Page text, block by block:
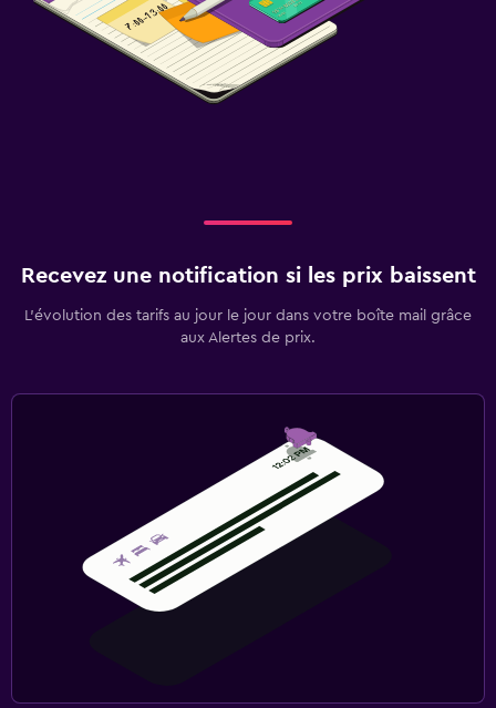
Recevez une notification si les prix baissent
L’évolution des tarifs au jour le jour dans votre boîte mail grâce
aux Alertes de prix.